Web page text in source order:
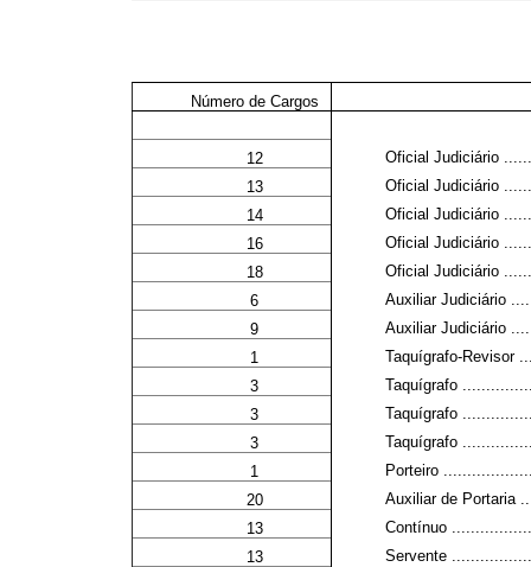
Número de Cargos
12
Oficial Judiciário
13
Oficial Judiciário
14
Oficial Judiciário
16
Oficial Judiciário
18
Oficial Judiciário
6
Auxiliar Judiciário
9
Auxiliar Judiciário
1
Taquígrafo-
3
Taquígrafo
3
Taquígrafo
3
Taquígrafo
1
Porteiro
20
Auxiliar de
13
Contínuo
13
Servente